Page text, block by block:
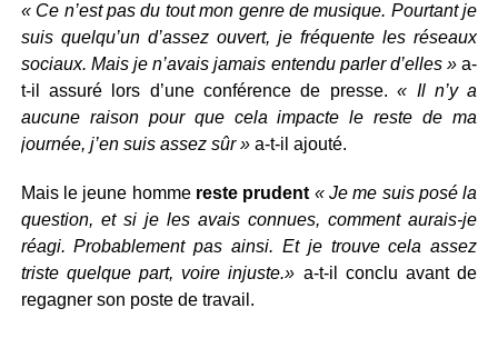
« Ce n’est pas du tout mon genre de musique. Pourtant je
suis quelqu’un d’assez ouvert, je fréquente les réseaux
sociaux. Mais je n’avais jamais entendu parler d’elles » a-
t-il assuré lors d’une conférence de presse.« Il n’y a
aucune raison pour que cela impacte le reste de ma
journée, j’en suis assez sûr »a-t-il ajouté.
Mais le jeune hommereste prudent « Je me suis posé la
question, et si je les avais connues, comment aurais-je
réagi. Probablement pas ainsi. Et je trouve cela assez
triste quelque part, voire injuste.» a-t-il conclu avant de
regagner son poste de travail.